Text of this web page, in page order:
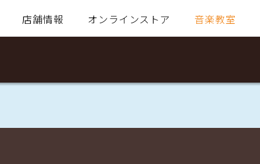
店舗情報 オンラインストア 音楽教室